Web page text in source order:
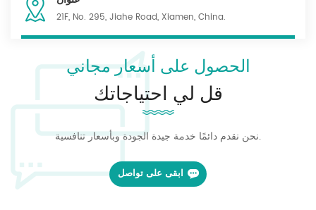
21F, No. 295, Jiahe Road, Xiamen, China.
الحصول على أسعار مجاني
قل لي احتياجاتك
نحن نقدم دائمًا خدمة جيدة الجودة وبأسعار تنافسية.
ابقى على تواصل